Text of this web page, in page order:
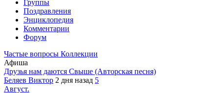
Группы
Поздравления
Энциклопедия
Комментарии
Форум
Частые вопросы Коллекции
Афиша
Друзья нам даются Свыше (Авторская песня)
Беляев Виктор 2 дня назад 5
Август.